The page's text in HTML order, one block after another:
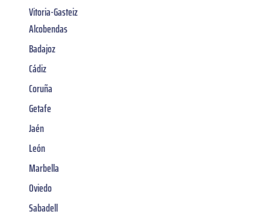
Vitoria-Gasteiz
Alcobendas
Badajoz
Cádiz
Coruña
Getafe
Jaén
León
Marbella
Oviedo
Sabadell